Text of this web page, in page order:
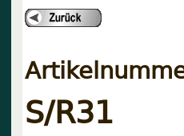
S/R31